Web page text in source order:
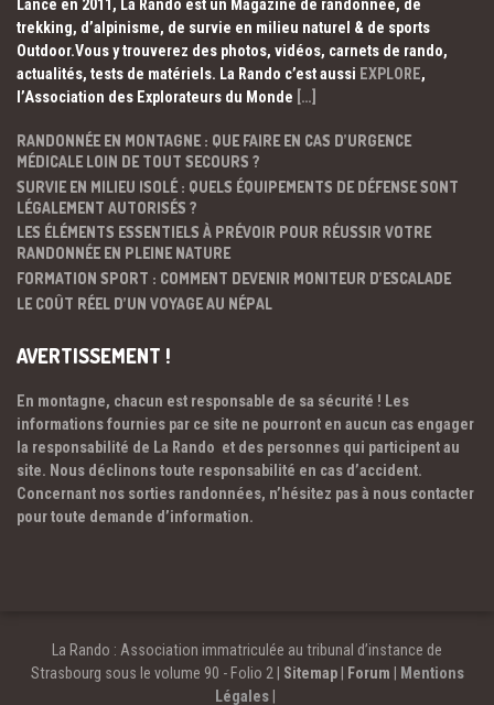
Lancé en 2011, La Rando est un Magazine de randonnée, de
trekking, d’alpinisme, de survie en milieu naturel & de sports
Outdoor.Vous y trouverez des photos, vidéos, carnets de rando,
actualités, tests de matériels. La Rando c’est aussi EXPLORE,
l’Association des Explorateurs du Monde […]
RANDONNÉE EN MONTAGNE : QUE FAIRE EN CAS D’URGENCE
MÉDICALE LOIN DE TOUT SECOURS ?
SURVIE EN MILIEU ISOLÉ : QUELS ÉQUIPEMENTS DE DÉFENSE SONT
LÉGALEMENT AUTORISÉS ?
LES ÉLÉMENTS ESSENTIELS À PRÉVOIR POUR RÉUSSIR VOTRE
RANDONNÉE EN PLEINE NATURE
FORMATION SPORT : COMMENT DEVENIR MONITEUR D’ESCALADE
LE COÛT RÉEL D’UN VOYAGE AU NÉPAL
AVERTISSEMENT !
En montagne, chacun est responsable de sa sécurité ! Les
informations fournies par ce site ne pourront en aucun cas engager
la responsabilité de La Rando et des personnes qui participent au
site. Nous déclinons toute responsabilité en cas d’accident.
Concernant nos sorties randonnées, n’hésitez pas à nous contacter
pour toute demande d’information.
La Rando : Association immatriculée au tribunal d’instance de
Strasbourg sous le volume 90 - Folio 2 | Sitemap| Forum
Mentions
Légales